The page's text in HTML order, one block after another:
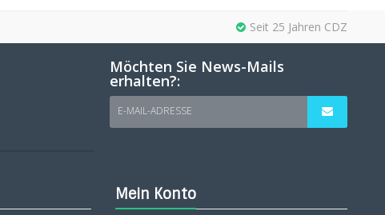
Seit 25 Jahren CDZ
Möchten Sie News-Mails
erhalten?:
E-MAIL-ADRESSE
Mein Konto